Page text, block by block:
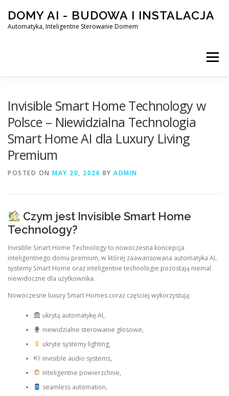
content
DOMY AI - BUDOWA I INSTALACJA
Automatyka, Inteligentne Sterowanie Domem
Menu
SMART DOM AI – AUTOMATYKA, INTELIGENTNE
BLOG KONTAKT
Invisible Smart Home Technology w
Polsce – Niewidzialna Technologia
Smart Home AI dla Luxury Living
Premium
POSTED ON MAY 20, 2026 BY ADMIN
Czym jest Invisible Smart Home
Technology?
Invisible Smart Home Technology to nowoczesna koncepcja
inteligentnego domu premium, w której zaawansowana automatyka AI,
systemy Smart Home oraz inteligentne technologie pozostają niemal
niewidoczne dla użytkownika.
Nowoczesne luxury Smart Homes coraz częściej wykorzystują:
ukrytą automatykę AI,
niewidzialne sterowanie głosowe,
ukryte systemy lighting,
invisible audio systems,
inteligentne powierzchnie,
seamless automation,